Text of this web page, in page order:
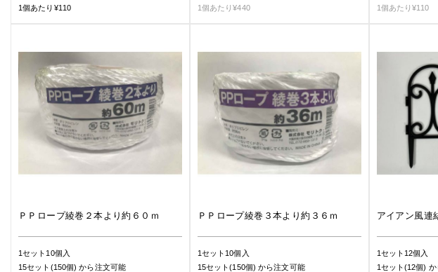
1個あたり¥110 1個あたり¥440 1個あたり¥110
ＰＰロープ綾巻２本より約６０ｍ
1セット10個入
15セット(150個)から注文可能
ＰＰロープ綾巻３本より約３６ｍ
1セット10個入
15セット(150個)から注文可能
アイアン風連
1セット12個入
1セット(12個) か